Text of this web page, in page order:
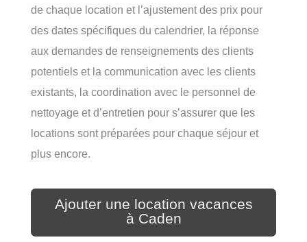
de chaque location et l’ajustement des prix pour
des dates spécifiques du calendrier, la réponse
aux demandes de renseignements des clients
potentiels et la communication avec les clients
existants, la coordination avec le personnel de
nettoyage et d’entretien pour s’assurer que les
locations sont préparées pour chaque séjour et
plus encore.
Ajouter une location vacances
à Caden